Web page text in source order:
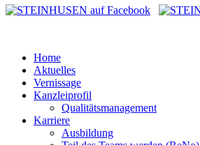
Home
Aktuelles
Vernissage
Kanzleiprofil
Qualitätsmanagement
Karriere
Ausbildung